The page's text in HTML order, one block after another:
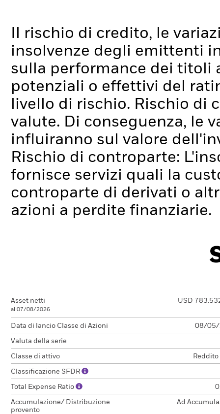
Il rischio di credito, le
insolvenze degli emittenti
sulla performance dei titoli
potenziali o effettivi del
livello di rischio. Rischio di
valute. Di conseguenza, le
influiranno sul valore
Rischio di controparte:
fornisce servizi quali la
controparte di derivati o
azioni a perdite finanziarie.
Asset netti
al 07/08/2026
USD
Data di lancio Classe di Azioni 08/05/
Valuta della serie
Classe di attivo Reddito
Classificazione SFDR
Total Expense Ratio
Accumulazione/ Distribuzione
provento
Ad